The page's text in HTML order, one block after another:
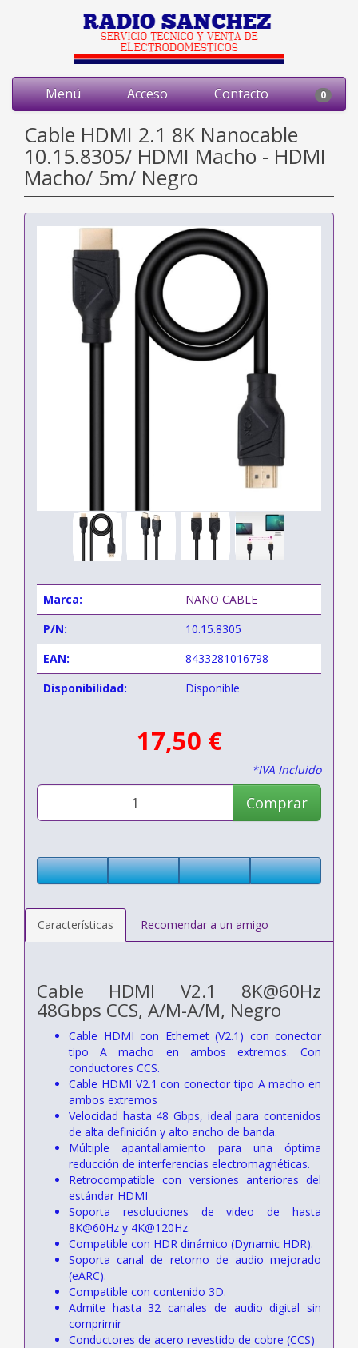
Menú Acceso Contacto 0
Cable HDMI 2.1 8K Nanocable
10.15.8305/ HDMI Macho - HDMI
Macho/ 5m/ Negro
Marca:
NANO CABLE
P/N:
10.15.8305
EAN:
8433281016798
Disponibilidad:
Disponible
17,50 €
*IVA Incluido
Comprar
Características Recomendar a un amigo
Cable HDMI V2.1 8K@60Hz
48Gbps CCS, A/M-A/M, Negro
Cable HDMI con Ethernet (V2.1) con conector
tipo A macho en ambos extremos. Con
conductores CCS.
Cable HDMI V2.1 con conector tipo A macho en
ambos extremos
Velocidad hasta 48 Gbps, ideal para contenidos
de alta definición y alto ancho de banda.
Múltiple apantallamiento para una óptima
reducción de interferencias electromagnéticas.
Retrocompatible con versiones anteriores del
estándar HDMI
Soporta resoluciones de video de hasta
8K@60Hz y 4K@120Hz.
Compatible con HDR dinámico (Dynamic HDR).
Soporta canal de retorno de audio mejorado
(eARC).
Compatible con contenido 3D.
Admite hasta 32 canales de audio digital sin
comprimir
Conductores de acero revestido de cobre (CCS)